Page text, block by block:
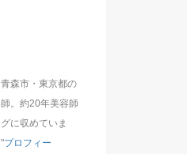
森市・東京都の
。約20年美容師
に収めていま
プロフィー